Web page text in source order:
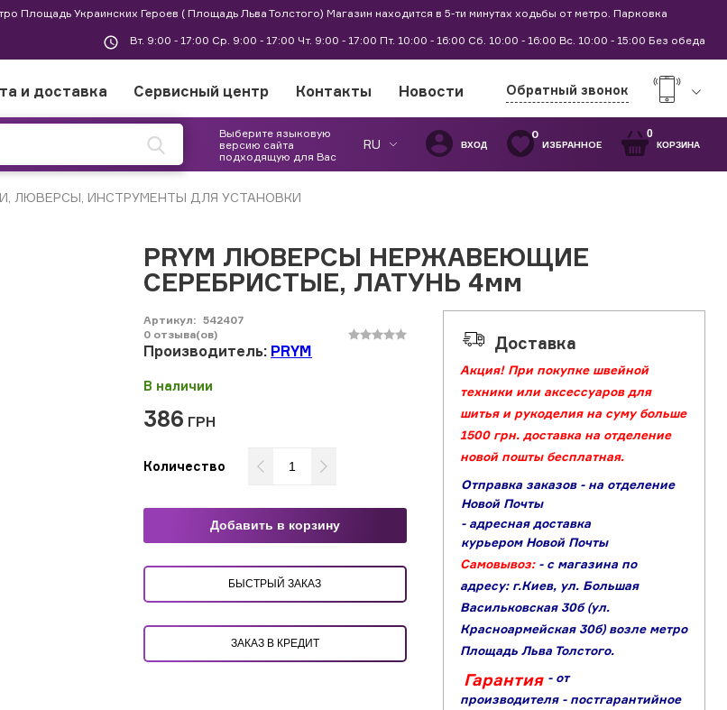
Площадь Украинских Героев ( Площадь Льва Толстого) Магазин находится в 5-ти минутах ходьбы от метро. Парковка
Вт. 9:00 - 17:00 Ср. 9:00 - 17:00 Чт. 9:00 - 17:00 Пт. 10:00 - 16:00 Сб. 10:00 - 16:00 Вс. 10:00 - 15:00 Без обеда
и доставка Сервисный центр Контакты Новости Обратный звонок
Выберите языковую
версию сайта
подходящую для Вас
RU ВХОД
0
ИЗБРАННОЕ
0
КОРЗИНА
ЛЮВЕРСЫ, ИНСТРУМЕНТЫ ДЛЯ УСТАНОВКИ
PRYM ЛЮВЕРСЫ НЕРЖАВЕЮЩИЕ
СЕРЕБРИСТЫЕ, ЛАТУНЬ 4мм
Артикул: 542407
0 отзыва(ов)
Производитель: PRYM
В наличии
386 ГРН
Количество
Добавить в корзину
БЫСТРЫЙ ЗАКАЗ
ЗАКАЗ В КРЕДИТ
Доставка
Акция! При покупке швейной
техники или аксессуаров для
шитья и рукоделия на суму больше
1500 грн. доставка на отделение
новой пошты бесплатная.
Отправка заказов - на отделение
Новой Почты
- адресная доставка
курьером Новой Почты
Самовывоз: - с магазина по
адресу: г.Киев, ул. Большая
Васильковская 30б (ул.
Красноармейская 30б) возле метро
Площадь Льва Толстого.
Гарантия - от
производителя - постгарантийное